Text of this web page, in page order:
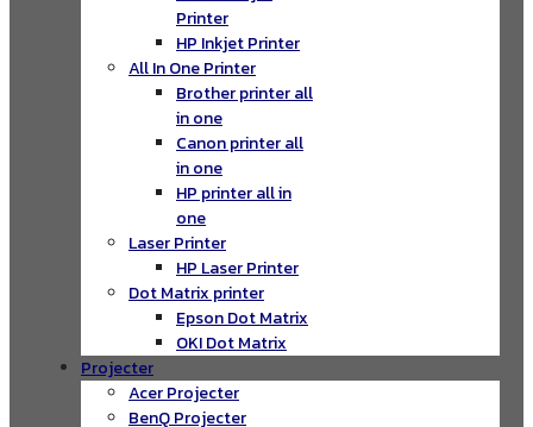
Printer
HP Inkjet Printer
All In One Printer
Brother printer all
in one
Canon printer all
in one
HP printer all in
one
Laser Printer
HP Laser Printer
Dot Matrix printer
Epson Dot Matrix
OKI Dot Matrix
Projecter
Acer Projecter
BenQ Projecter